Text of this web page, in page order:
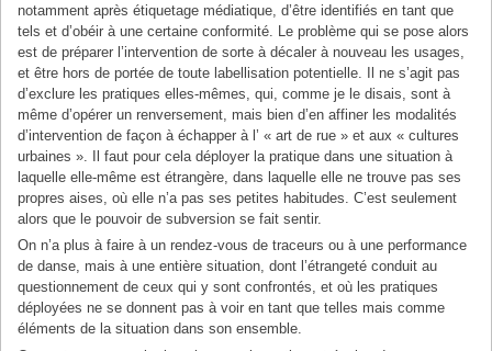
notamment après étiquetage médiatique, d’être identifiés en tant que
tels et d’obéir à une certaine conformité. Le problème qui se pose alors
est de préparer l’intervention de sorte à décaler à nouveau les usages,
et être hors de portée de toute labellisation potentielle. Il ne s’agit pas
d’exclure les pratiques elles-mêmes, qui, comme je le disais, sont à
même d’opérer un renversement, mais bien d’en affiner les modalités
d’intervention de façon à échapper à l’ « art de rue » et aux « cultures
urbaines ». Il faut pour cela déployer la pratique dans une situation à
laquelle elle-même est étrangère, dans laquelle elle ne trouve pas ses
propres aises, où elle n’a pas ses petites habitudes. C’est seulement
alors que le pouvoir de subversion se fait sentir.
On n’a plus à faire à un rendez-vous de traceurs ou à une performance
de danse, mais à une entière situation, dont l’étrangeté conduit au
questionnement de ceux qui y sont confrontés, et où les pratiques
déployées ne se donnent pas à voir en tant que telles mais comme
éléments de la situation dans son ensemble.